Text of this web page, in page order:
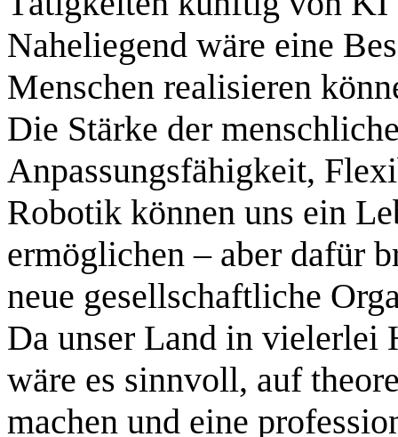
Naheliegend wäre eine
Menschen realisieren
Die Stärke der
Anpassungsfähigkeit,
Robotik können uns ein
ermöglichen – aber dafür
neue gesellschaftliche
Da unser Land in vielerlei
wäre es sinnvoll, auf
machen und eine